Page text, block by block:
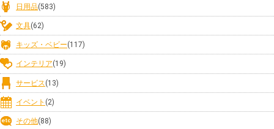
日用品(583)
文具(62)
キッズ・ベビー(117)
インテリア(19)
サービス (13)
イベント (2)
その他(88)